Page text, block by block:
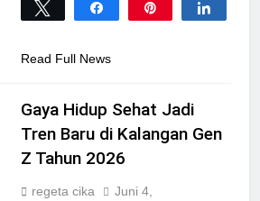
Tweet Share
Read Full News
Gaya Hidup Sehat Jadi
Tren Baru di Kalangan Gen
Z Tahun 2026
regeta cika
Juni 4,